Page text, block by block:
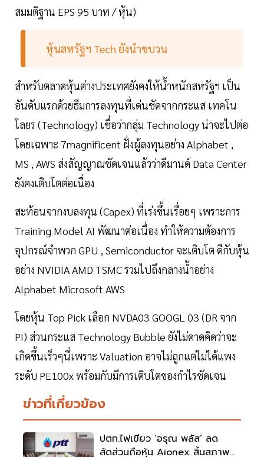
สมมติฐาน EPS 95 บาท / หุ้น)
หุ้นสหรัฐฯ Tech ยังนำขบวน
สำหรับตลาดหุ้นต่างประเทศยังคงให้น้ำหนักสหรัฐฯ เป็น
อันดับแรกด้วยธีมการลงทุนที่เด่นชัดจากกระแส เทคโน
โลยร (Technology) เชื่อว่ากลุ่ม Technology น่าจะไปต่อ
โดยเฉพาะ 7magnificent ฝั่งผู้ลงทุนอย่าง Alphabet ,
MS , AWS ส่งสัญญาณชัดเจนแล้วว่าดีมานด์ Data Center
ยังคงเติบโตต่อเนื่อง
สะท้อนจากงบลงทุน (Capex) ที่เร่งขึ้นเรื่อยๆ เพราะการ
Training Model AI พัฒนาต่อเนื่อง ทำให้ความต้องการ
อุปกรณ์จำพวก GPU , Semiconductor จะเติบโต ดีกับหุ้น
อย่าง NVIDIA AMD TSMC รวมไปถึงกลางน้ำอย่าง
Alphabet Microsoft AWS
โดยหุ้น Top Pick เลือก NVDA03 GOOGL 03 (DR จาก
PI) ส่วนกระแส Technology Bubble ยังไม่คาดคิดว่าจะ
เกิดขึ้นเร็วๆนี่เพราะ Valuation อาจไม่ถูกแต่ไม่ได้แพง
ระดับ PE100x พร้อมกับมีการเติบโตของกำไรชัดเจน
ข่าวที่เกี่ยวข้อง
ปตท.ไฟเขียว ‘อรุณ พลัส’ ลด
สัดส่วนถือหุ้น Aionex สิ้นสภาพ